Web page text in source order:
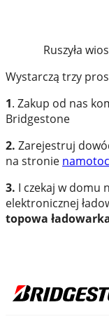
Ruszyła
Wystarczą trzy
1. Zakup od nas
Bridgestone
2. Zarejestruj
na stronie
3. I czekaj w domu
elektronicznej
topowa